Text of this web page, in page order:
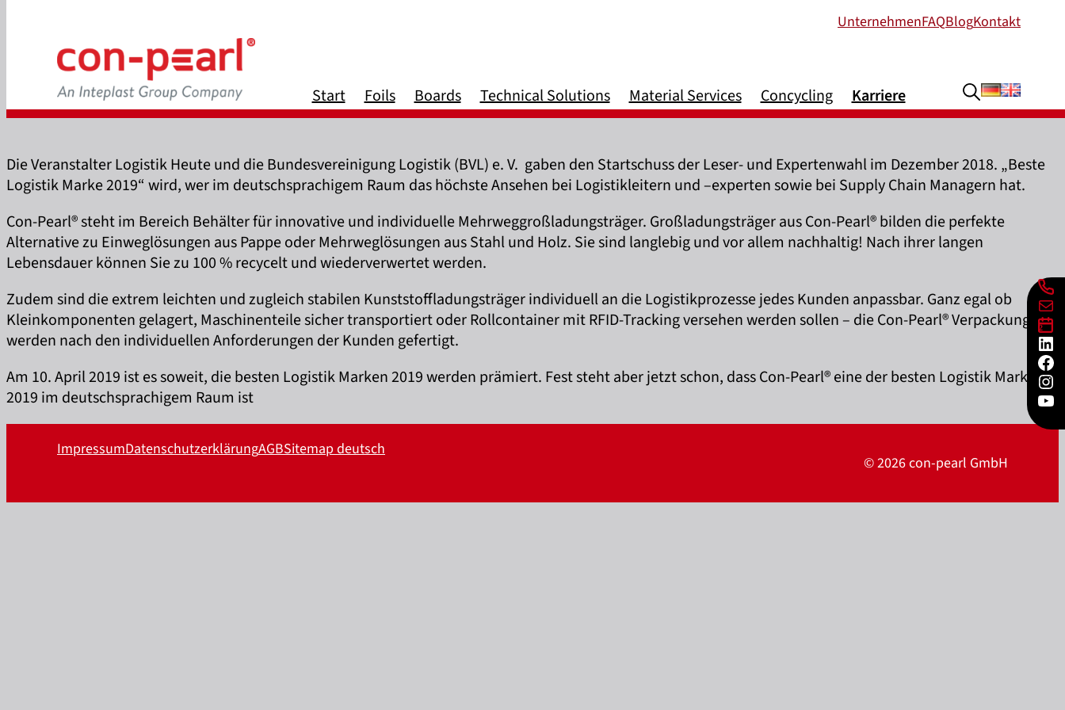
UnternehmenFAQBlogKontakt
Start Foils Boards Technical Solutions Material Services Concycling Karriere Deutsch
E-
Die Veranstalter Logistik Heute und die Bundesvereinigung Logistik (BVL) e. V. gaben den Startschuss der Leser- und Expertenwahl im Dezember 2018. „Beste
Logistik Marke 2019“ wird, wer im deutschsprachigem Raum das höchste Ansehen bei Logistikleitern und –experten sowie bei Supply Chain Managern hat.
Con-Pearl® steht im Bereich Behälter für innovative und individuelle Mehrweggroßladungsträger. Großladungsträger aus Con-Pearl® bilden die perfekte
Alternative zu Einweglösungen aus Pappe oder Mehrweglösungen aus Stahl und Holz. Sie sind langlebig und vor allem nachhaltig! Nach ihrer langen
Lebensdauer können Sie zu 100 % recycelt und wiederverwertet werden.
Zudem sind die extrem leichten und zugleich stabilen Kunststoffladungsträger individuell an die Logistikprozesse jedes Kunden anpassbar. Ganz egal ob
Kleinkomponenten gelagert, Maschinenteile sicher transportiert oder Rollcontainer mit RFID-Tracking versehen werden sollen – die Con-Pearl® Verpackungen
werden nach den individuellen Anforderungen der Kunden gefertigt.
Am 10. April 2019 ist es soweit, die besten Logistik Marken 2019 werden prämiert. Fest steht aber jetzt schon, dass Con-Pearl® eine der besten Logistik Marken
2019 im deutschsprachigem Raum ist
ImpressumDatenschutzerklärungAGBSitemap deutsch
© 2026 con-pearl GmbH